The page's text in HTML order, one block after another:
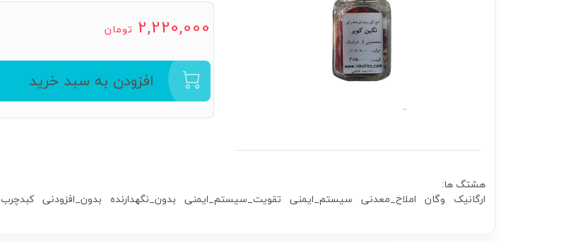
2,220,000 تومان
افزودن به سبد خرید
هشتگ ها:
ارگانیک وگان املاح_معدنی سیستم_ایمنی تقویت_سیستم_ایمنی بدون_نگهدارنده بدون_افزودنی کبدچرب